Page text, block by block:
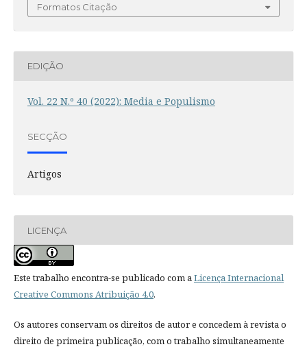
Formatos Citação
EDIÇÃO
Vol. 22 N.º 40 (2022): Media e Populismo
SECÇÃO
Artigos
LICENÇA
Este trabalho encontra-se publicado com aLicença Internacional
Creative Commons Atribuição 4.0.
Os autores conservam os direitos de autor e concedem à revista o
direito de primeira publicação, com o trabalho simultaneamente